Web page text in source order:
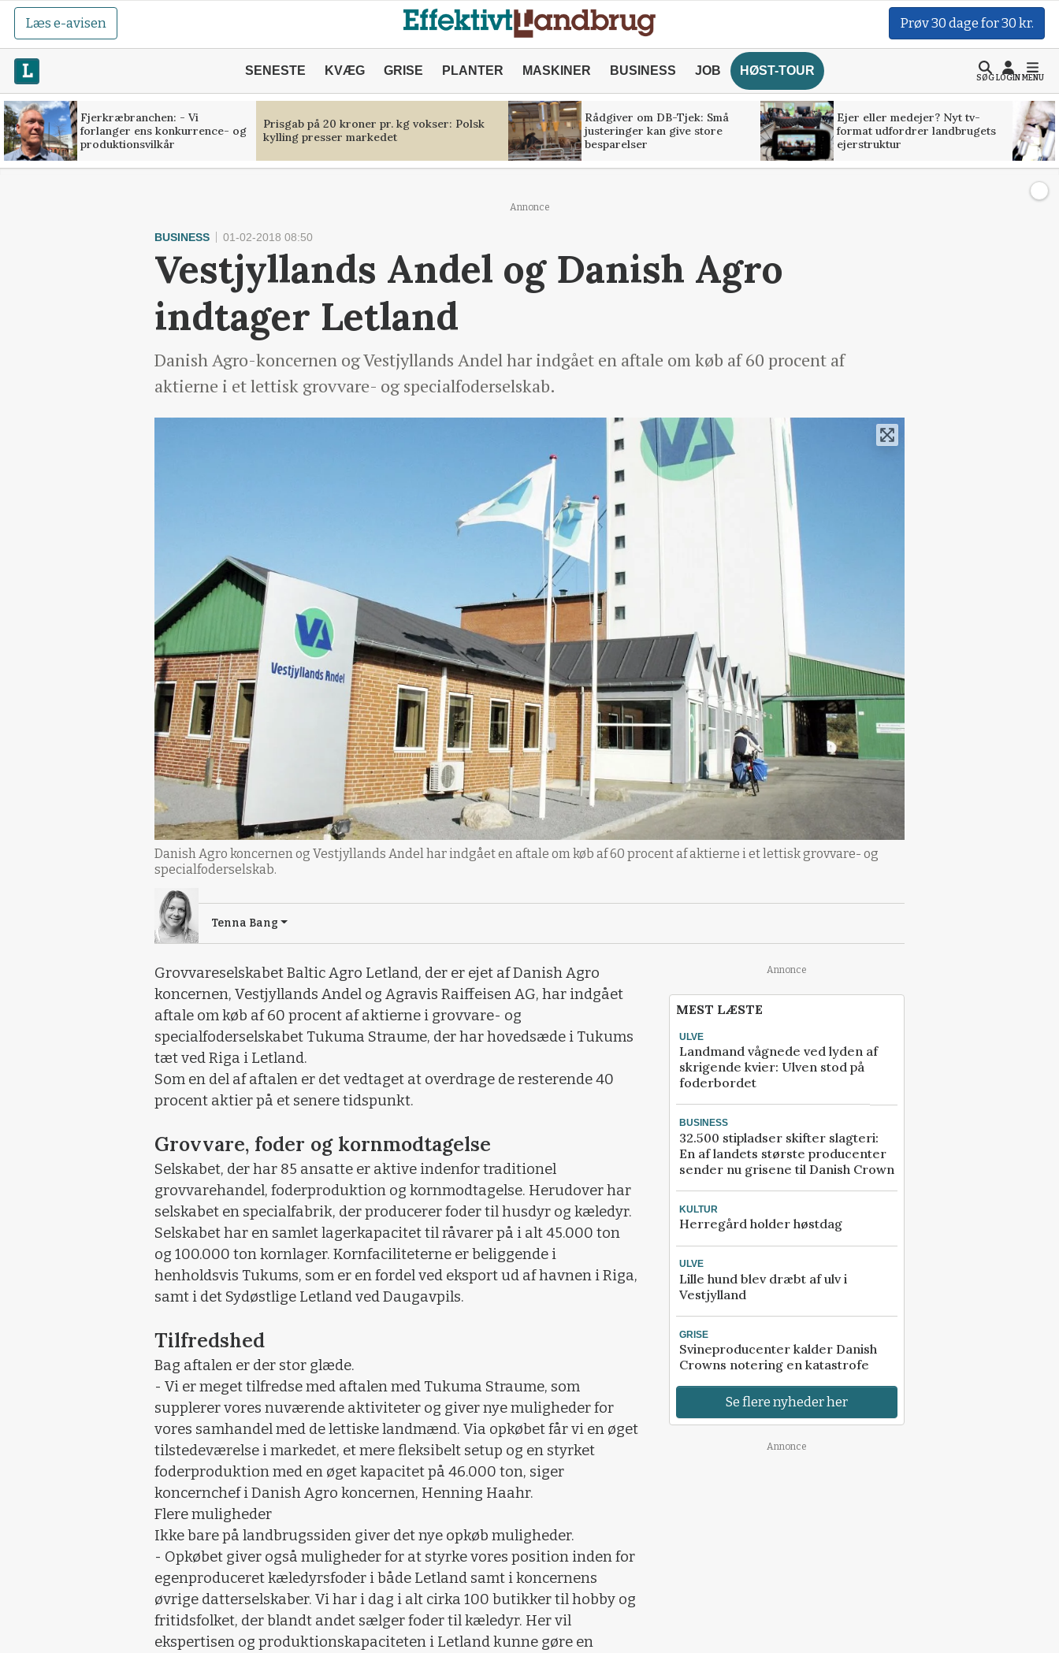
Læs e-avisen Prøv 30 dage for 30 kr.
SENESTE KVÆG GRISE PLANTER MASKINER BUSINESS JOB HØST-TOUR
SØGLOGINMENU
Fjerkræbranchen: - Vi
forlanger ens konkurrence- og
produktionsvilkår
Prisgab på 20 kroner pr. kg vokser: Polsk
kylling presser markedet
Rådgiver om DB-Tjek: Små
justeringer kan give store
besparelser
Ejer eller medejer? Nyt tv-
format udfordrer landbrugets
ejerstruktur
Annonce
BUSINESS 01-02-2018 08:50
Vestjyllands Andel og Danish Agro
indtager Letland
Danish Agro-koncernen og Vestjyllands Andel har indgået en aftale om køb af 60 procent af
aktierne i et lettisk grovvare- og specialfoderselskab.
Danish Agro koncernen og Vestjyllands Andel har indgået en aftale om køb af 60 procent af aktierne i et lettisk grovvare- og
specialfoderselskab.
Tenna Bang
Grovvareselskabet Baltic Agro Letland, der er ejet af Danish Agro
koncernen, Vestjyllands Andel og Agravis Raiffeisen AG, har indgået
aftale om køb af 60 procent af aktierne i grovvare- og
specialfoderselskabet Tukuma Straume, der har hovedsæde i Tukums
tæt ved Riga i Letland.
Som en del af aftalen er det vedtaget at overdrage de resterende 40
procent aktier på et senere tidspunkt.
Grovvare, foder og kornmodtagelse
Selskabet, der har 85 ansatte er aktive indenfor traditionel
grovvarehandel, foderproduktion og kornmodtagelse. Herudover har
selskabet en specialfabrik, der producerer foder til husdyr og kæledyr.
Selskabet har en samlet lagerkapacitet til råvarer på i alt 45.000 ton
og 100.000 ton kornlager. Kornfaciliteterne er beliggende i
henholdsvis Tukums, som er en fordel ved eksport ud af havnen i Riga,
samt i det Sydøstlige Letland ved Daugavpils.
Tilfredshed
Bag aftalen er der stor glæde.
- Vi er meget tilfredse med aftalen med Tukuma Straume, som
supplerer vores nuværende aktiviteter og giver nye muligheder for
vores samhandel med de lettiske landmænd. Via opkøbet får vi en øget
tilstedeværelse i markedet, et mere fleksibelt setup og en styrket
foderproduktion med en øget kapacitet på 46.000 ton, siger
koncernchef i Danish Agro koncernen, Henning Haahr.
Flere muligheder
Ikke bare på landbrugssiden giver det nye opkøb muligheder.
- Opkøbet giver også muligheder for at styrke vores position inden for
egenproduceret kæledyrsfoder i både Letland samt i koncernens
øvrige datterselskaber. Vi har i dag i alt cirka 100 butikker til hobby og
fritidsfolket, der blandt andet sælger foder til kæledyr. Her vil
ekspertisen og produktionskapaciteten i Letland kunne gøre en
Annonce
MEST LÆSTE
ULVE
Landmand vågnede ved lyden af
skrigende kvier: Ulven stod på
foderbordet
BUSINESS
32.500 stipladser skifter slagteri:
En af landets største producenter
sender nu grisene til Danish Crown
KULTUR
Herregård holder høstdag
ULVE
Lille hund blev dræbt af ulv i
Vestjylland
GRISE
Svineproducenter kalder Danish
Crowns notering en katastrofe
Se flere nyheder her
Annonce